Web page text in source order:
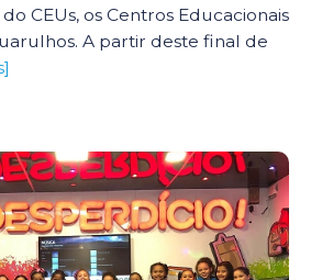
CEUs, os Centros Educacionais
A partir deste final de